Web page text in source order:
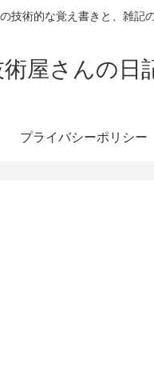
技術的な覚え書きと、雑記
術屋さんの日
プライバシーポリシー